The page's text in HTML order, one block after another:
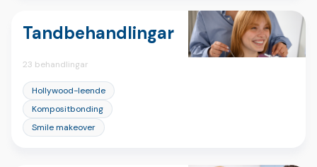
Tandbehandlingar
23 behandlingar
Hollywood-leende
Kompositbonding
Smile makeover